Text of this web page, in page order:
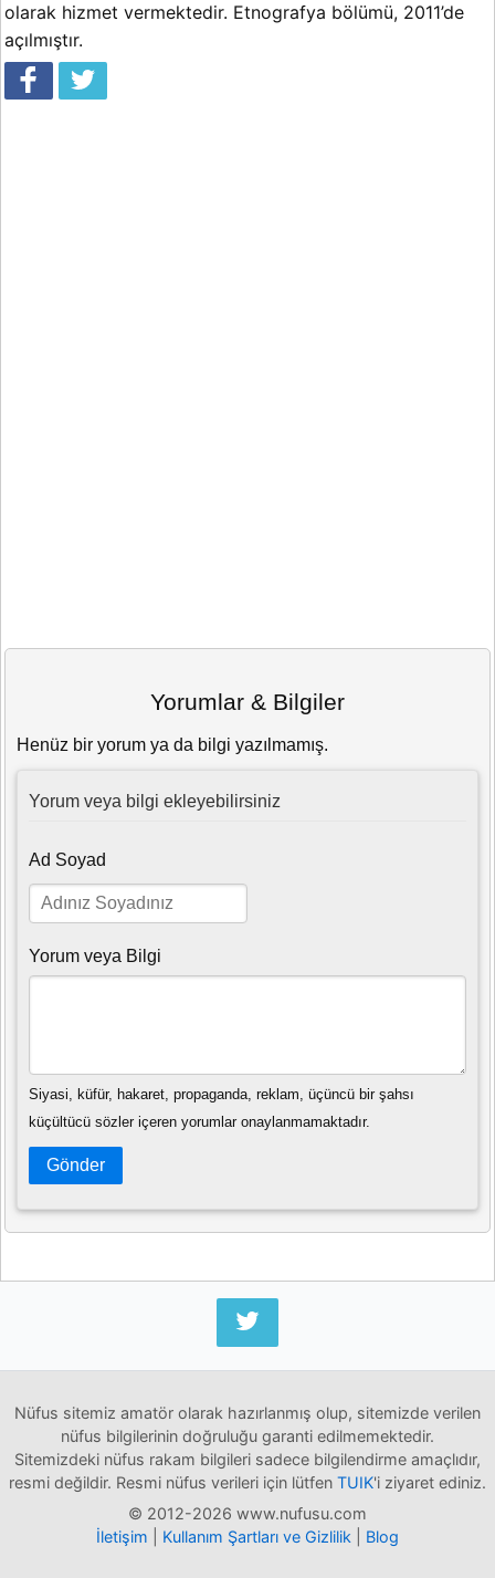
olarak hizmet vermektedir. Etnografya bölümü, 2011’de
açılmıştır.
Yorumlar & Bilgiler
Henüz bir yorum ya da bilgi yazılmamış.
Yorum veya bilgi ekleyebilirsiniz
Ad Soyad
Yorum veya Bilgi
Siyasi, küfür, hakaret, propaganda, reklam, üçüncü bir şahsı
küçültücü sözler içeren yorumlar onaylanmamaktadır.
Gönder
Nüfus sitemiz amatör olarak hazırlanmış olup, sitemizde verilen
nüfus bilgilerinin doğruluğu garanti edilmemektedir.
Sitemizdeki nüfus rakam bilgileri sadece bilgilendirme amaçlıdır,
resmi değildir. Resmi nüfus verileri için lütfen TUIK'i ziyaret ediniz.
© 2012-2026 www.nufusu.com
İletişim
Kullanım Şartları ve Gizlilik Blog